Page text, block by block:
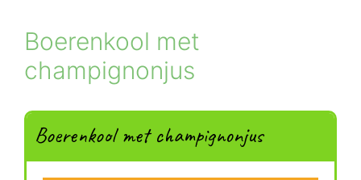
Boerenkool met
champignonjus
Boerenkool met champignonjus